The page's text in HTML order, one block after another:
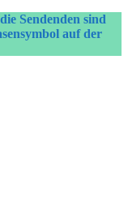
Sendenden sind
auf der